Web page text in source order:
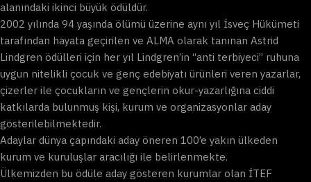
alanındaki ikinci büyük ödüldür.
2002 yılında 94 yaşında ölümü üzerine aynı yıl İsveç Hükümeti
tarafından hayata geçirilen ve ALMA olarak tanınan Astrid
Lindgren ödülleri için her yıl Lindgren’in “anti terbiyeci” ruhuna
uygun nitelikli çocuk ve genç edebiyatı ürünleri veren yazarlar,
çizerler ile çocukların ve gençlerin okur-yazarlığına ciddi
katkılarda bulunmuş kişi, kurum ve organizasyonlar aday
gösterilebilmektedir.
Adaylar dünya çapındaki aday öneren 100’e yakın ülkeden
kurum ve kuruluşlar aracılığı ile belirlenmekte.
Ülkemizden bu ödüle aday gösteren kurumlar olan İTEF